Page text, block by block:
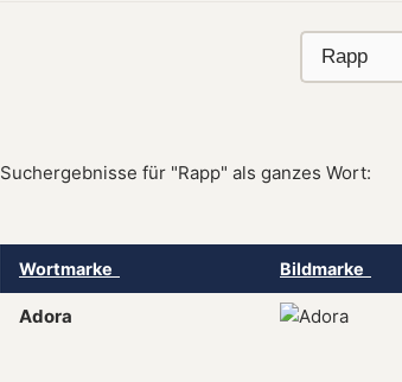
Suchergebnisse für "Rapp" als ganzes Wort:
Wortmarke Bildmarke
Adora